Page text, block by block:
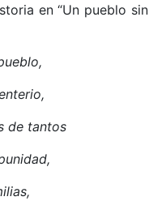
en “Un pueblo sin
de tantos